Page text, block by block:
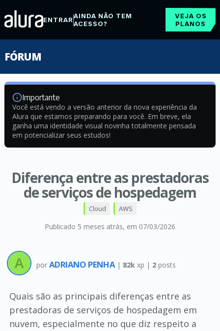
ENTRARAINDA NÃO TEM
ACESSO?
VEJA OS
PLANOS
FÓRUM
Importante
Você está vendo a versão anterior da nova experiência da
Alura que estamos preparando para você. Em breve, ela
ganha uma identidade visual novinha totalmente pensada
em potencializar seus estudos!
Diferença entre as prestadoras
de serviços de hospedagem
Publicado 5 meses atrás, em 07/03/2026
Cloud AWS
por ADRIANO PENHA | 82k xp | 2posts
Quais são as principais diferenças entre as
prestadoras de serviços de hospedagem em
nuvem, especialmente no que diz respeito a